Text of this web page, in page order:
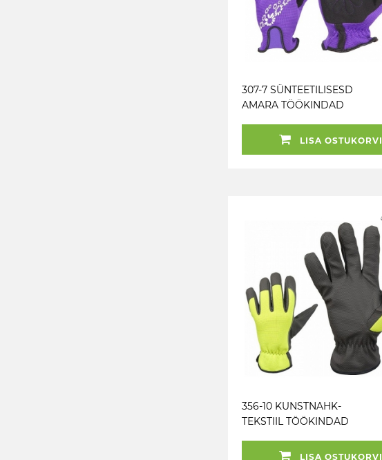
307-7 SÜNTEETILISESD
AMARA TÖÖKINDAD
LISA OSTUKORVI
356-10 KUNSTNAHK-
TEKSTIIL TÖÖKINDAD
LISA OSTUKORVI